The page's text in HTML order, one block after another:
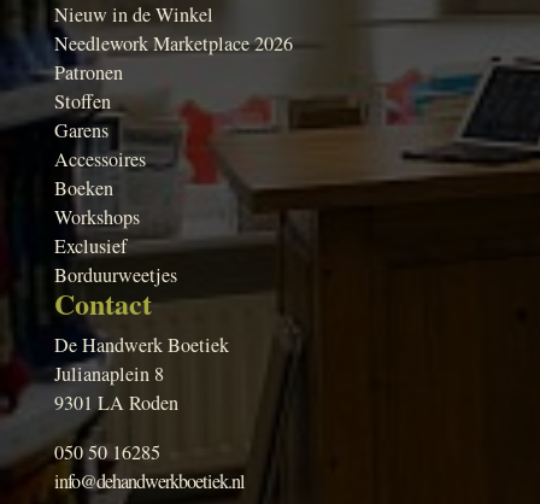
Nieuw in de Winkel
Needlework Marketplace 2026
Patronen
Stoffen
Garens
Accessoires
Boeken
Workshops
Exclusief
Borduurweetjes
Contact
De Handwerk Boetiek
Julianaplein 8
9301 LA Roden
050 50 16285
info@dehandwerkboetiek.nl